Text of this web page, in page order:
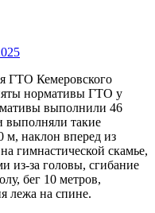
ГТО Кемеровского
нормативы ГТО у
выполнили 46
выполняли такие
м, наклон вперед из
гимнастической скамье,
из-за головы, сгибание
бег 10 метров,
лежа на спине.